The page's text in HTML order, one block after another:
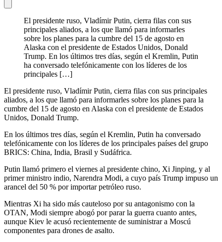
El presidente ruso, Vladímir Putin, cierra filas con sus
principales aliados, a los que llamó para informarles
sobre los planes para la cumbre del 15 de agosto en
Alaska con el presidente de Estados Unidos, Donald
Trump. En los últimos tres días, según el Kremlin, Putin
ha conversado telefónicamente con los líderes de los
principales […]
El presidente ruso, Vladímir Putin, cierra filas con sus principales
aliados, a los que llamó para informarles sobre los planes para la
cumbre del 15 de agosto en Alaska con el presidente de Estados
Unidos, Donald Trump.
En los últimos tres días, según el Kremlin, Putin ha conversado
telefónicamente con los líderes de los principales países del grupo
BRICS: China, India, Brasil y Sudáfrica.
Putin llamó primero el viernes al presidente chino, Xi Jinping, y al
primer ministro indio, Narendra Modi, a cuyo país Trump impuso un
arancel del 50 % por importar petróleo ruso.
Mientras Xi ha sido más cauteloso por su antagonismo con la
OTAN, Modi siempre abogó por parar la guerra cuanto antes,
aunque Kiev le acusó recientemente de suministrar a Moscú
componentes para drones de asalto.